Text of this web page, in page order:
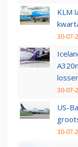
KLM
30-07-
30-07-
US-
30-07-